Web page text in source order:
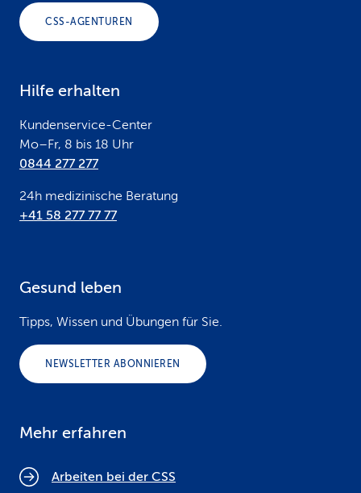
CSS-AGENTUREN
Hilfe erhalten
Kundenservice-Center
Mo–Fr, 8 bis 18 Uhr
0844 277 277
24h medizinische Beratung
+41 58 277 77 77
Gesund leben
Tipps, Wissen und Übungen für Sie.
NEWSLETTER ABONNIEREN
Mehr erfahren
Arbeiten bei der CSS